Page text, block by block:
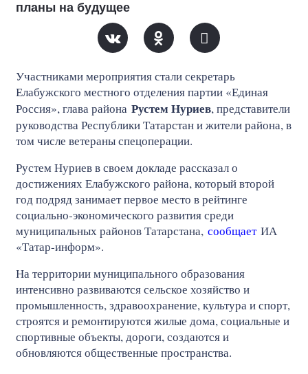
планы на будущее
Участниками мероприятия стали секретарь
Елабужского местного отделения партии «Единая
Россия», глава района Рустем Нуриев, представители
руководства Республики Татарстан и жители района, в
том числе ветераны спецоперации.
Рустем Нуриев в своем докладе рассказал о
достижениях Елабужского района, который второй
год подряд занимает первое место в рейтинге
социально‑экономического развития среди
муниципальных районов Татарстана, сообщаетИА
«Татар-информ».
На территории муниципального образования
интенсивно развиваются сельское хозяйство и
промышленность, здравоохранение, культура и спорт,
строятся и ремонтируются жилые дома, социальные и
спортивные объекты, дороги, создаются и
обновляются общественные пространства.